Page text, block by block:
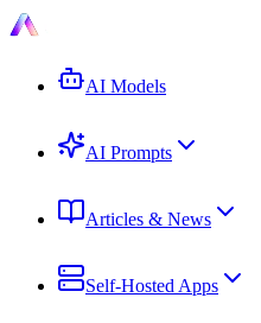
AI Models
AI Prompts
Articles & News
Self-Hosted Apps